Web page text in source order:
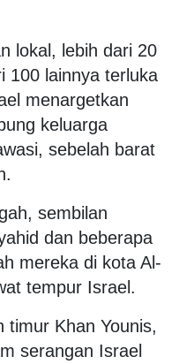
lokal, lebih dari 20
100 lainnya terluka
menargetkan
keluarga
sebelah barat
sembilan
dan beberapa
mereka di kota Al-
tempur Israel.
timur Khan Younis,
serangan Israel